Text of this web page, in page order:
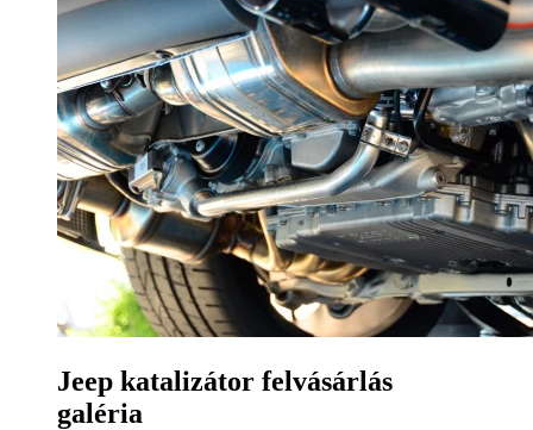
Jeep katalizátor felvásárlás
galéria